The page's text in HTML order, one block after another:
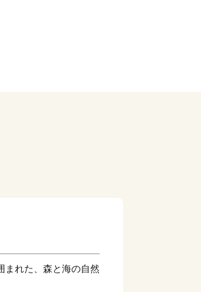
まれた、森と海の自然